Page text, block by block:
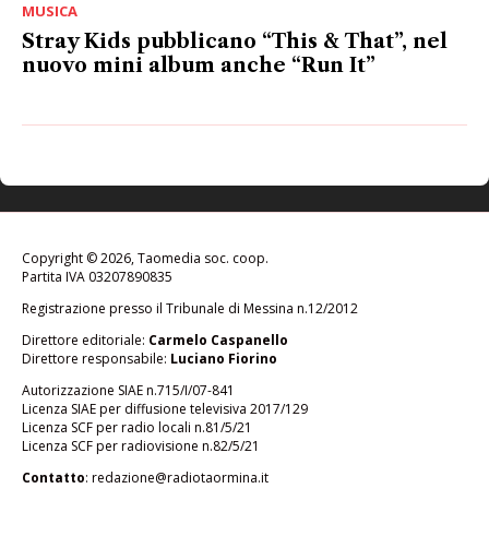
MUSICA
Stray Kids pubblicano “This & That”, nel
nuovo mini album anche “Run It”
Copyright © 2026, Taomedia soc. coop.
Partita IVA 03207890835
Registrazione presso il Tribunale di Messina n.12/2012
Direttore editoriale: Carmelo Caspanello
Direttore responsabile: Luciano Fiorino
Autorizzazione SIAE n.715/I/07-841
Licenza SIAE per diffusione televisiva 2017/129
Licenza SCF per radio locali n.81/5/21
Licenza SCF per radiovisione n.82/5/21
Contatto: redazione@radiotaormina.it